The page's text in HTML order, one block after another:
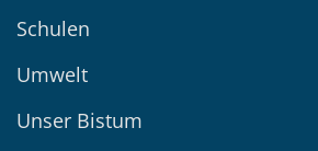
Schulen
Umwelt
Unser Bistum